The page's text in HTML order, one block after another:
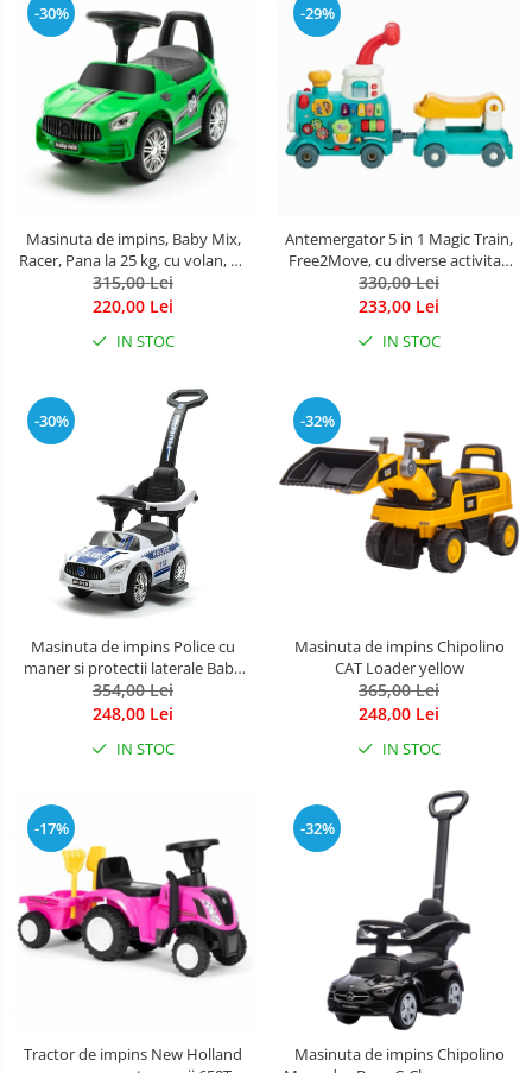
-30%
Masinuta de impins, Baby Mix,
Racer, Pana la 25 kg, cu volan, cu
sunete, cu suport jucarii sub
sezut si spatar confortabil, 12
315,00 Lei
220,00 Lei
IN STOC
-29%
Antemergator 5 in 1 Magic Train,
Free2Move, cu diverse activitati
de joaca, Panou Educational,
Efecte sonore si luminoase,
330,00 Lei
233,00 Lei
IN STOC
-30%
Masinuta de impins Police cu
maner si protectii laterale Baby
Mix
354,00 Lei
248,00 Lei
IN STOC
-32%
Masinuta de impins Chipolino
CAT Loader yellow
365,00 Lei
248,00 Lei
IN STOC
-17%
Tractor de impins New Holland
-32%
Masinuta de impins Chipolino